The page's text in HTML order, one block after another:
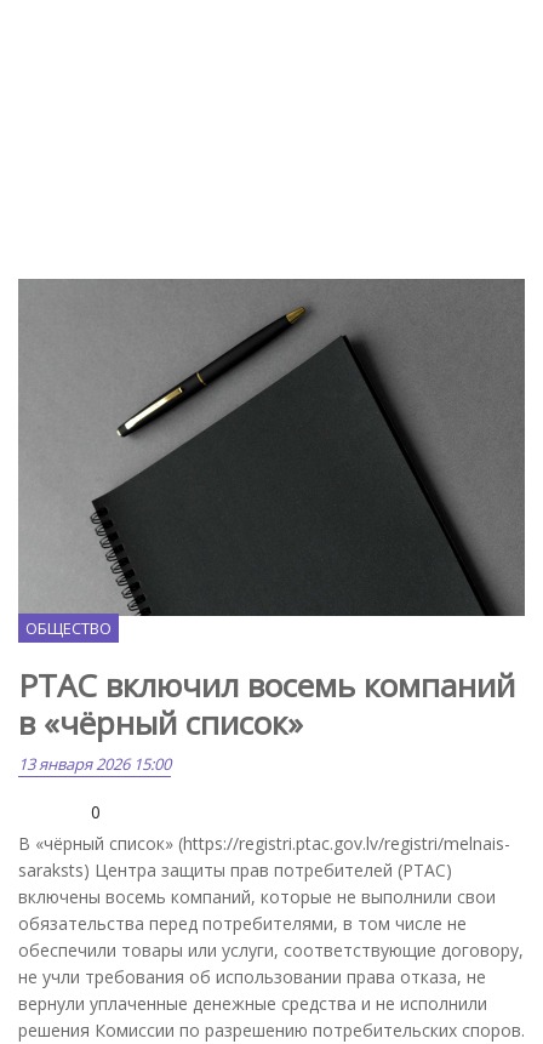
Freepik.com
ОБЩЕСТВО
PTAC включил восемь компаний
в «чёрный список»
13 января 2026 15:00
0
В «чёрный список» (https://registri.ptac.gov.lv/registri/melnais-
saraksts) Центра защиты прав потребителей (PTAC)
включены восемь компаний, которые не выполнили свои
обязательства перед потребителями, в том числе не
обеспечили товары или услуги, соответствующие договору,
не учли требования об использовании права отказа, не
вернули уплаченные денежные средства и не исполнили
решения Комиссии по разрешению потребительских споров.